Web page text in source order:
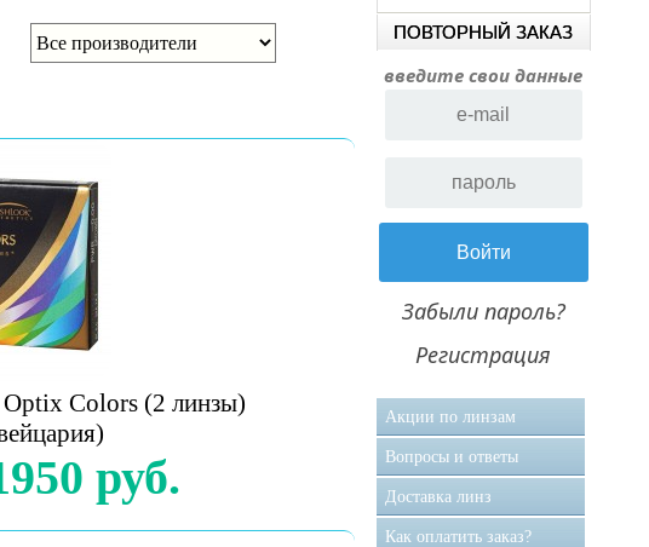
Colors (2 линзы)
руб.
ПОВТОРНЫЙ ЗАКАЗ
введите свои данные
Забыли пароль?
Регистрация
Акции по линзам
Вопросы и ответы
Доставка линз
Как оплатить заказ?